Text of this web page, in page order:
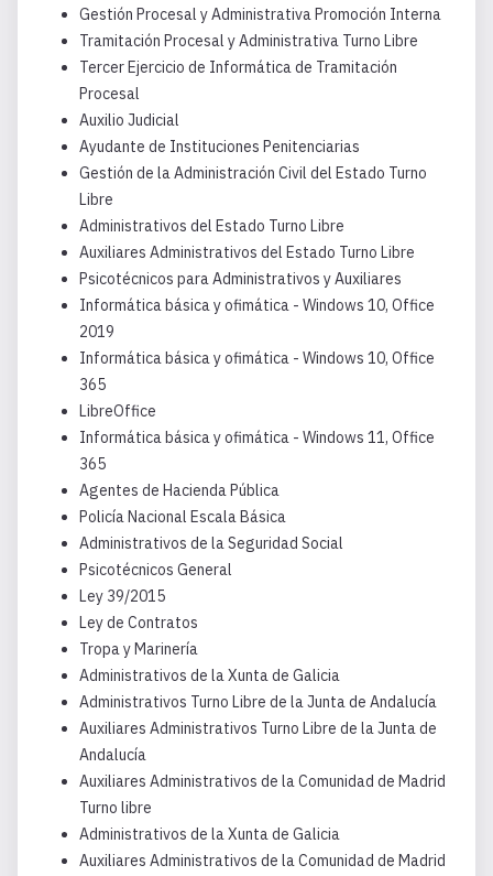
Gestión Procesal y Administrativa Promoción Interna
Tramitación Procesal y Administrativa Turno Libre
Tercer Ejercicio de Informática de Tramitación
Procesal
Auxilio Judicial
Ayudante de Instituciones Penitenciarias
Gestión de la Administración Civil del Estado Turno
Libre
Administrativos del Estado Turno Libre
Auxiliares Administrativos del Estado Turno Libre
Psicotécnicos para Administrativos y Auxiliares
Informática básica y ofimática - Windows 10, Office
2019
Informática básica y ofimática - Windows 10, Office
365
LibreOffice
Informática básica y ofimática - Windows 11, Office
365
Agentes de Hacienda Pública
Policía Nacional Escala Básica
Administrativos de la Seguridad Social
Psicotécnicos General
Ley 39/2015
Ley de Contratos
Tropa y Marinería
Administrativos de la Xunta de Galicia
Administrativos Turno Libre de la Junta de Andalucía
Auxiliares Administrativos Turno Libre de la Junta de
Andalucía
Auxiliares Administrativos de la Comunidad de Madrid
Turno libre
Administrativos de la Xunta de Galicia
Auxiliares Administrativos de la Comunidad de Madrid